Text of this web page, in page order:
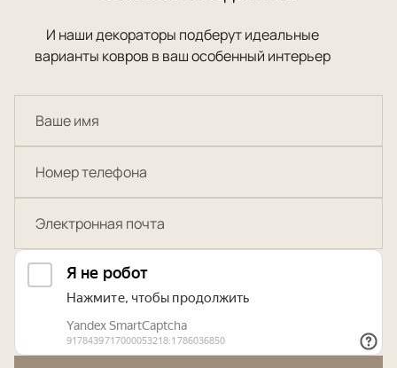
И наши декораторы подберут идеальные
варианты ковров в ваш особенный интерьер